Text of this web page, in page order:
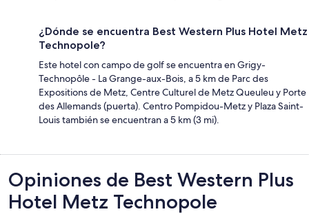
¿Dónde se encuentra Best Western Plus Hotel Metz
Technopole?
Este hotel con campo de golf se encuentra en Grigy-
Technopôle - La Grange-aux-Bois, a 5 km de Parc des
Expositions de Metz, Centre Culturel de Metz Queuleu y Porte
des Allemands (puerta). Centro Pompidou-Metz y Plaza Saint-
Louis también se encuentran a 5 km (3 mi).
Opiniones
Opiniones de Best Western Plus
Hotel Metz Technopole